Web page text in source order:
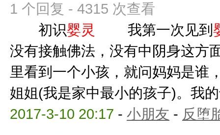
1 个回复 - 4315 次查看
初识婴灵 我第一次见到
没有接触佛法，没有中阴身这方
里看到一个小孩，就问妈妈是谁
姐姐(我是家中最小的孩子)。我
2017-3-10 20:17 - 小朋友 - 反堕